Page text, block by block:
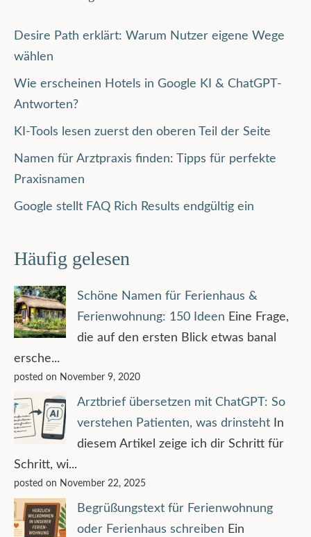
Desire Path erklärt: Warum Nutzer eigene Wege
wählen
Wie erscheinen Hotels in Google KI & ChatGPT-
Antworten?
KI-Tools lesen zuerst den oberen Teil der Seite
Namen für Arztpraxis finden: Tipps für perfekte
Praxisnamen
Google stellt FAQ Rich Results endgültig ein
Häufig gelesen
Schöne Namen für Ferienhaus &
Ferienwohnung: 150 Ideen Eine Frage,
die auf den ersten Blick etwas banal
ersche...
posted on November 9, 2020
Arztbrief übersetzen mit ChatGPT: So
verstehen Patienten, was drinsteht
In
diesem Artikel zeige ich dir Schritt für
Schritt, wi...
posted on November 22, 2025
Begrüßungstext für Ferienwohnung
oder Ferienhaus schreiben Ein